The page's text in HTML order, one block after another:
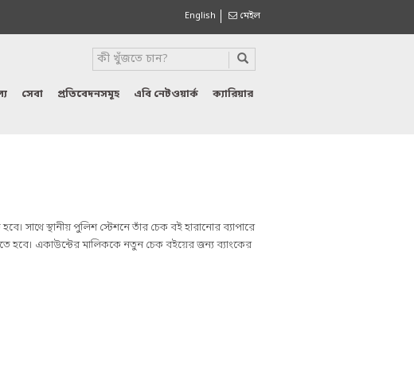
English মেইল
সেবা প্রতিবেদনসমূহ এবি নেটওয়ার্ক ক্যারিয়ার
সাথে স্থানীয় পুলিশ স্টেশনে তাঁর চেক বই হারানোর ব্যাপারে
হবে। একাউন্টের মালিককে নতুন চেক বইয়ের জন্য ব্যাংকের